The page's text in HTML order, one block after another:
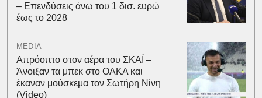
– Επενδύσεις άνω του 1 δισ. ευρώ
έως το 2028
MEDIA
Απρόοπτο στον αέρα του ΣΚΑΪ –
Άνοιξαν τα μπεκ στο ΟΑΚΑ και
έκαναν μούσκεμα τον Σωτήρη Νίνη
(Video)